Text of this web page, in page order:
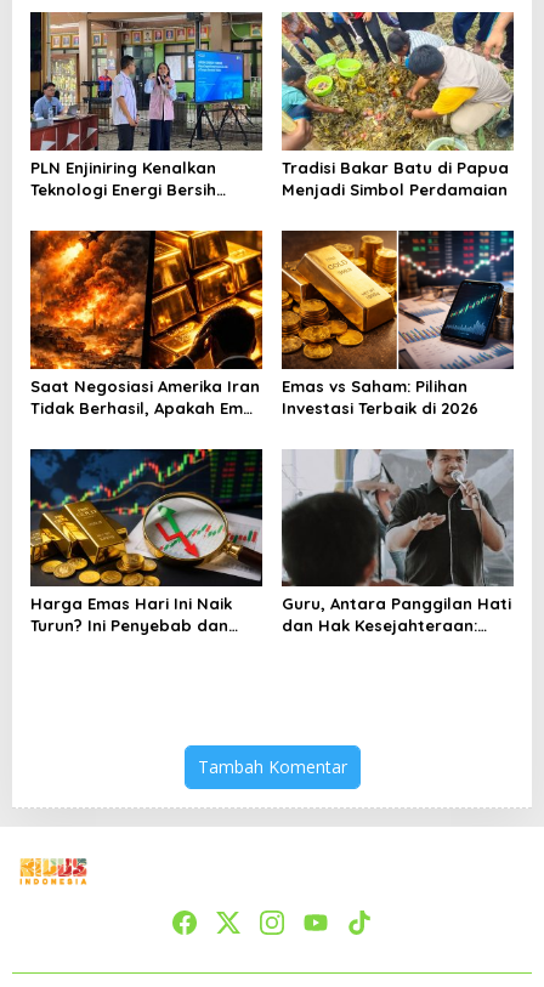
PLN Enjiniring Kenalkan
Teknologi Energi Bersih
Tradisi Bakar Batu di Papua
Menjadi Simbol Perdamaian
Saat Negosiasi Amerika Iran
Tidak Berhasil, Apakah Emas
Emas vs Saham: Pilihan
Investasi Terbaik di 2026
Harga Emas Hari Ini Naik
Turun? Ini Penyebab dan
Guru, Antara Panggilan Hati
dan Hak Kesejahteraan:
Tambah Komentar